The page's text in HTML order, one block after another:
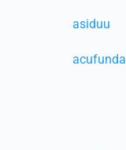
asiduu
acufunda